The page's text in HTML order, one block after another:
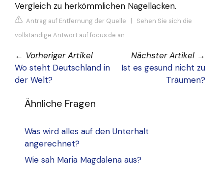
Vergleich zu herkömmlichen Nagellacken.
Antrag auf Entfernung der Quelle | Sehen Sie sich die
vollständige Antwort auf focus.de an
← Vorheriger Artikel
Wo steht Deutschland in
der Welt?
Nächster Artikel →
Ist es gesund nicht zu
Träumen?
Ähnliche Fragen
Was wird alles auf den Unterhalt
angerechnet?
Wie sah Maria Magdalena aus?